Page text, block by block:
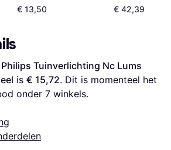
Onderdeel
€ 13,50
€ 42,39
Philips Tuinverlichting Nc Lums
is € 15,72. Dit is momenteel het
onder 7 winkels.